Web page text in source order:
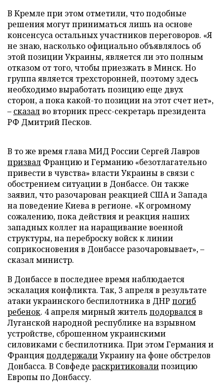
В Кремле при этом отметили, что подобные
решения могут приниматься лишь на основе
консенсуса остальных участников переговоров. «Я
не знаю, насколько официально объявлялось об
этой позиции Украины, является ли это полным
отказом от того, чтобы приезжать в Минск. Но
группа является трехсторонней, поэтому здесь
необходимо выработать позицию еще двух
сторон, а пока какой-то позиции на этот счет нет»,
– сказалво вторник пресс-секретарь президента
РФ Дмитрий Песков.
В то же время глава МИД России Сергей Лавров
призвал Францию и Германию «безотлагательно
привести в чувства» власти Украины в связи с
обострением ситуации в Донбассе. Он также
заявил, что разочарован реакцией США и Запада
на поведение Киева в регионе. «К огромному
сожалению, пока действия и реакция наших
западных коллег на наращивание военной
структуры, на переброску войск к линии
соприкосновения в Донбассе разочаровывает», –
сказал министр.
В Донбассе в последнее время наблюдается
эскалация конфликта. Так, 3 апреля в результате
атаки украинского беспилотника в ДНР погиб
ребенок. 4 апреля мирный житель подорвалсяв
Луганской народной республике на взрывном
устройстве, сброшенном украинскими
силовиками с беспилотника. При этом Германия и
ФранцияподдержалиУкраину на фоне обстрелов
Донбасса. В Совфеде раскритиковалипозицию
Европы по Донбассу.